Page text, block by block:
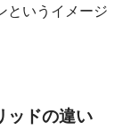
というイメージ
ッドの違い